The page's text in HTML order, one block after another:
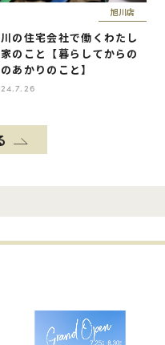
旭川店
の住宅会社で働くわたし
のこと【暮らしてからの
あかりのこと】